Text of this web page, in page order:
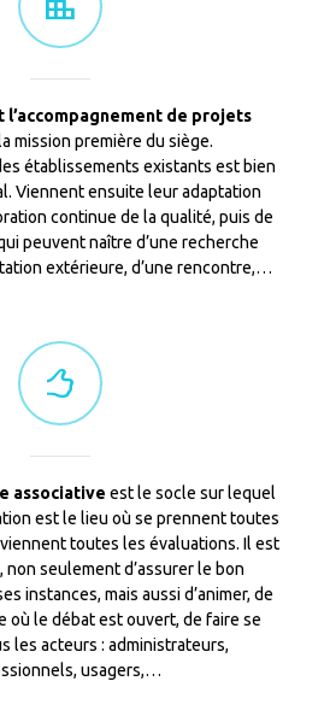
l’accompagnement de projets
mission première du siège.
établissements existants est bien
Viennent ensuite leur adaptation
continue de la qualité, puis de
peuvent naître d’une recherche
extérieure, d’une rencontre,…
associative est le socle sur lequel
est le lieu où se prennent toutes
toutes les évaluations. Il est
non seulement d’assurer le bon
instances, mais aussi d’animer, de
où le débat est ouvert, de faire se
les acteurs : administrateurs,
usagers,…